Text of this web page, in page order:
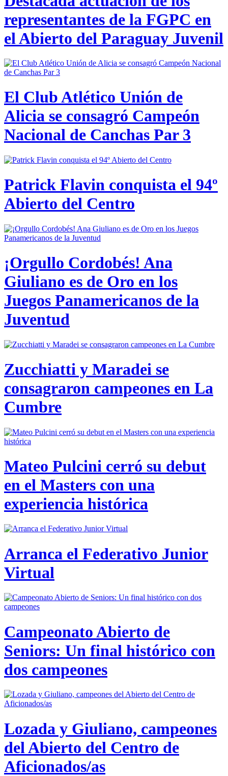
representantes de la FGPC en
el Abierto del Paraguay Juvenil
El Club Atlético Unión de
Alicia se consagró Campeón
Nacional de Canchas Par 3
Patrick Flavin conquista el 94º
Abierto del Centro
¡Orgullo Cordobés! Ana
Giuliano es de Oro en los
Juegos Panamericanos de la
Juventud
Zucchiatti y Maradei se
consagraron campeones en La
Cumbre
Mateo Pulcini cerró su debut
en el Masters con una
experiencia histórica
Arranca el Federativo Junior
Virtual
Campeonato Abierto de
Seniors: Un final histórico con
dos campeones
Lozada y Giuliano, campeones
del Abierto del Centro de
Aficionados/as